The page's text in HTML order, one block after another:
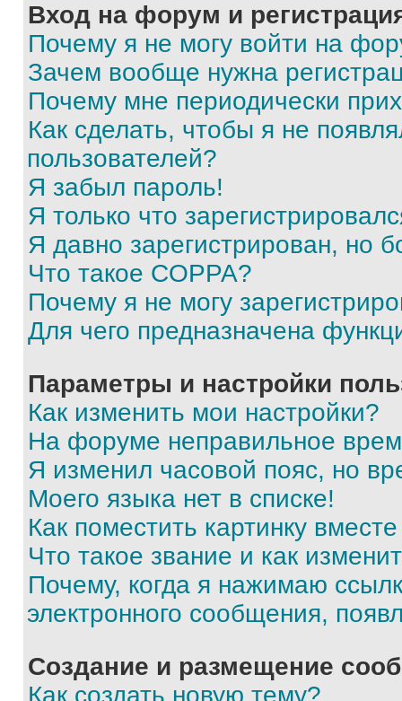
Вход на форум и
Почему я не могу войти на
Зачем вообще нужна
Почему мне периодически
Как сделать, чтобы я не
пользователей?
Я забыл пароль!
Я только что
Я давно зарегистрирован, но
Что такое COPPA?
Почему я не могу
Для чего предназначена
Параметры и настройки
Как изменить мои настройки?
На форуме неправильное
Я изменил часовой пояс, но
Моего языка нет в списке!
Как поместить картинку
Что такое звание и как
Почему, когда я нажимаю
электронного сообщения,
Создание и размещение
Как создать новую тему?